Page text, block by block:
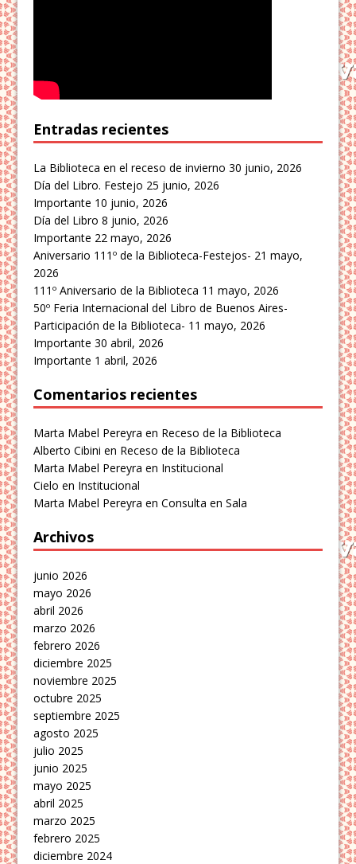
Entradas recientes
La Biblioteca en el receso de invierno 30 junio, 2026
Día del Libro. Festejo 25 junio, 2026
Importante 10 junio, 2026
Día del Libro 8 junio, 2026
Importante 22 mayo, 2026
Aniversario 111º de la Biblioteca-Festejos- 21 mayo,
2026
111º Aniversario de la Biblioteca 11 mayo, 2026
50º Feria Internacional del Libro de Buenos Aires-
Participación de la Biblioteca- 11 mayo, 2026
Importante 30 abril, 2026
Importante 1 abril, 2026
Comentarios recientes
Marta Mabel Pereyra en Receso de la Biblioteca
Alberto Cibini en Receso de la Biblioteca
Marta Mabel Pereyra en Institucional
Cielo en Institucional
Marta Mabel Pereyra enConsulta en Sala
Archivos
junio 2026
mayo 2026
abril 2026
marzo 2026
febrero 2026
diciembre 2025
noviembre 2025
octubre 2025
septiembre 2025
agosto 2025
julio 2025
junio 2025
mayo 2025
abril 2025
marzo 2025
febrero 2025
diciembre 2024